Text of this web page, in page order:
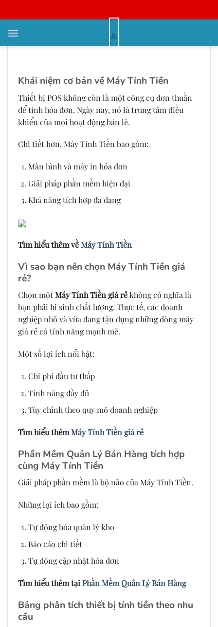
qua
nội
Máy Tính Tiền giá rẻ giúp tăng
Khái niệm cơ bản về Máy Tính Tiền
Thiết bị POS không còn là một công cụ đơn thuần
để tính hóa đơn. Ngày nay, nó là trung tâm điều
khiển của mọi hoạt động bán lẻ.
Chi tiết hơn, Máy Tính Tiền bao gồm:
Màn hình và máy in hóa đơn
Giải pháp phần mềm hiện đại
Khả năng tích hợp đa dạng
Tìm hiểu thêm vềMáy Tính Tiền
Vì sao bạn nên chọn Máy Tính Tiền giá
rẻ?
Chọn mộtMáy Tính Tiền giá rẻkhông có nghĩa là
bạn phải hi sinh chất lượng. Thực tế, các doanh
nghiệp nhỏ và vừa đang tận dụng những dòng máy
giá rẻ có tính năng mạnh mẽ.
Một số lợi ích nổi bật:
Chi phí đầu tư thấp
Tính năng đầy đủ
Tùy chỉnh theo quy mô doanh nghiệp
Tìm hiểu thêmMáy Tính Tiền giá rẻ
Phần Mềm Quản Lý Bán Hàng tích hợp
cùng Máy Tính Tiền
Giải pháp phần mềm là bộ não của Máy Tính Tiền.
Những lợi ích bao gồm:
Tự động hóa quản lý kho
Báo cáo chi tiết
Tự động cập nhật hóa đơn
Tìm hiểu thêm tại Phần Mềm Quản Lý Bán Hàng
Bảng phân tích thiết bị tính tiền theo nhu
cầu